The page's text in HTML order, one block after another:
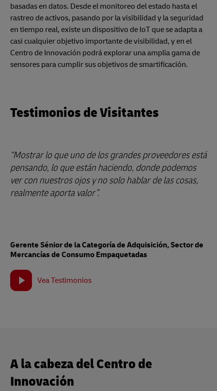
basadas en datos. Desde el monitoreo del estado hasta el
rastreo de activos, pasando por la visibilidad y la seguridad
en tiempo real, existe un dispositivo de IoT que se adapta a
casi cualquier objetivo importante de visibilidad, y en el
Centro de Innovación podrá explorar una amplia gama de
sensores para cumplir sus objetivos de smartificación.
Testimonios de Visitantes
“Mostrar lo que uno de los grandes proveedores está
pensando, lo que están haciendo, donde podemos
ver con nuestros ojos y no solo hablar de las cosas,
realmente aporta valor”.
Gerente Sénior de la Categoría de Adquisición, Sector de
Mercancías de Consumo Empaquetadas
Vea Testimonios
A la cabeza del Centro de
Innovación